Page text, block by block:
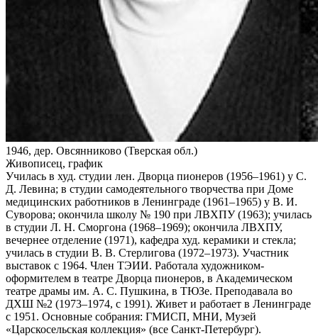
1946, дер. Овсянниково (Тверская обл.)
Живописец, график
Училась в худ. студии лен. Дворца пионеров (1956–1961) у С.
Д. Левина; в студии самодеятельного творчества при Доме
медицинских работников в Ленинграде (1961–1965) у В. И.
Суворова; окончила школу № 190 при ЛВХПУ (1963); училась
в студии Л. Н. Сморгона (1968–1969); окончила ЛВХПУ,
вечернее отделение (1971), кафедра худ. керамики и стекла;
училась в студии В. В. Стерлигова (1972–1973). Участник
выставок с 1964. Член ТЭИИ. Работала художником-
оформителем в театре Дворца пионеров, в Академическом
театре драмы им. А. С. Пушкина, в ТЮЗе. Преподавала во
ДХШ №2 (1973–1974, с 1991). Живет и работает в Ленинграде
с 1951. Основные собрания: ГМИСП, МНИ, Музей
«Царскосельская коллекция» (все Санкт-Петербург).